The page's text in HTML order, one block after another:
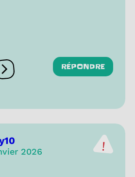
Ouvrir les réactions
RÉPONDRE
2026